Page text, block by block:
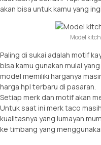
akan bisa untuk kamu yang
Model
Paling di sukai adalah motif
bisa kamu gunakan mulai
model memiliki harganya
harga hpl terbaru di pasaran.
Setiap merk dan motif akan
Untuk saat ini merk taco
kualitasnya yang lumayan
ke timbang yang